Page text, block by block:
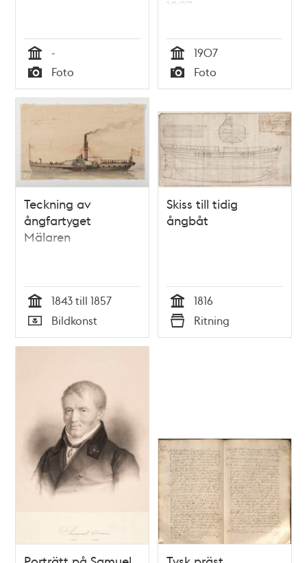
Tid
-
Typ
Foto
1907
Tid
1907
Typ
Foto
Teckning av
ångfartyget
Mälaren
Tid
1843 till 1857
Typ
Bildkonst
Skiss till tidig
ångbåt
Tid
1816
Typ
Ritning